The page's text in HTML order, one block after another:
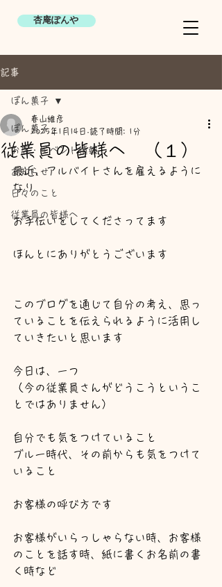
杏庵ぽんや
記事
ぽん菓子
お店・イベント情報
お知らせ
日々のこと
従業員の皆様へ
ぽん菓子
従業員の皆様へ （１）
春山維彦
2025年1月14日 読了時間: 1分
最近、アルバイトさんを雇えるように
なり
お手伝いをしてくださってます
ほんとにありがとうございます
このブログを通じて自分の考え、思っ
ていることを伝えられるように活用し
ていきたいと思います
今日は、一つ
（今の従業員さんがどうこうというこ
とではありません）
自分でも気をつけていること
ブルー時代、その前からも気をつけて
いること
お客様の呼び方です
お客様がいらっしゃらない時、お客様
のことを話す時、紙に書くお名前の書
く時など